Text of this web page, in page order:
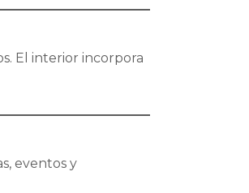
El interior incorpora
eventos y